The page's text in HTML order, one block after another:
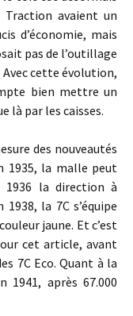
avaient un
d’économie, mais
pas de l’outillage
Avec cette évolution,
bien mettre un
là par les caisses.
des nouveautés
1935, la malle peut
1936 la direction à
la 7C s’équipe
jaune. Et c’est
cet article, avant
7C Eco. Quant à la
après 67.000